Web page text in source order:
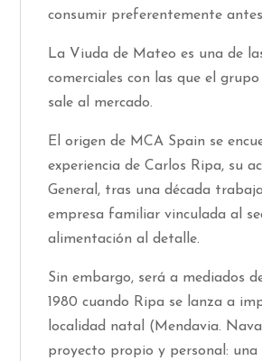
consumir preferentemente
La Viuda de Mateo es una de
comerciales con las que el
sale al mercado.
El origen de MCA Spain se
experiencia de Carlos Ripa, su
General, tras una década
empresa familiar vinculada al
alimentación al detalle.
Sin embargo, será a mediados
1980 cuando Ripa se lanza a
localidad natal (Mendavia.
proyecto propio y personal: una